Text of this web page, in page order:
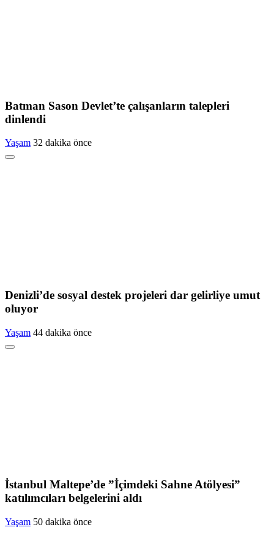
Batman Sason Devlet’te çalışanların talepleri
dinlendi
Yaşam 32 dakika önce
Denizli’de sosyal destek projeleri dar gelirliye umut
oluyor
Yaşam 44 dakika önce
İstanbul Maltepe’de ”İçimdeki Sahne Atölyesi”
katılımcıları belgelerini aldı
Yaşam 50 dakika önce